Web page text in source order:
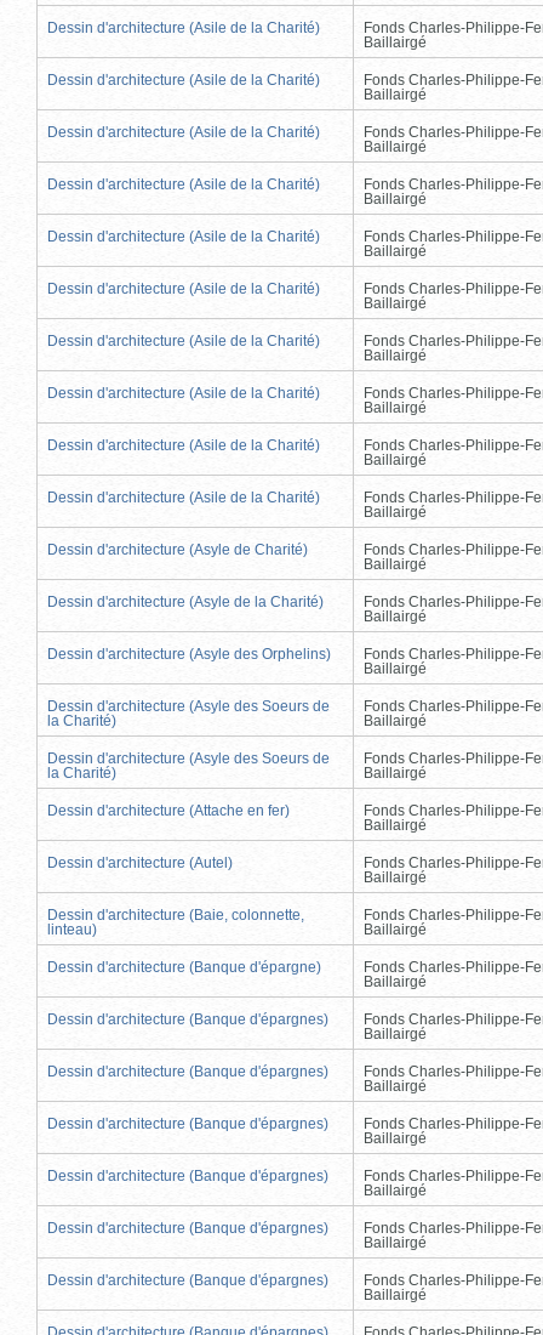
Dessin d'architecture (Asile de la Charité)
Fonds Charles-Philippe-
Baillairgé
Dessin d'architecture (Asile de la Charité)
Fonds Charles-Philippe-
Baillairgé
Dessin d'architecture (Asile de la Charité)
Fonds Charles-Philippe-
Baillairgé
Dessin d'architecture (Asile de la Charité)
Fonds Charles-Philippe-
Baillairgé
Dessin d'architecture (Asile de la Charité)
Fonds Charles-Philippe-
Baillairgé
Dessin d'architecture (Asile de la Charité)
Fonds Charles-Philippe-
Baillairgé
Dessin d'architecture (Asile de la Charité)
Fonds Charles-Philippe-
Baillairgé
Dessin d'architecture (Asile de la Charité)
Fonds Charles-Philippe-
Baillairgé
Dessin d'architecture (Asile de la Charité)
Fonds Charles-Philippe-
Baillairgé
Dessin d'architecture (Asile de la Charité)
Fonds Charles-Philippe-
Baillairgé
Dessin d'architecture (Asyle de Charité)
Fonds Charles-Philippe-
Baillairgé
Dessin d'architecture (Asyle de la Charité)
Fonds Charles-Philippe-
Baillairgé
Dessin d'architecture (Asyle des Orphelins)
Fonds Charles-Philippe-
Baillairgé
Dessin d'architecture (Asyle des Soeurs de
la Charité)
Fonds Charles-Philippe-
Baillairgé
Dessin d'architecture (Asyle des Soeurs de
la Charité)
Fonds Charles-Philippe-
Baillairgé
Dessin d'architecture (Attache en fer)
Fonds Charles-Philippe-
Baillairgé
Dessin d'architecture (Autel)
Fonds Charles-Philippe-
Baillairgé
Dessin d'architecture (Baie, colonnette,
linteau)
Fonds Charles-Philippe-
Baillairgé
Dessin d'architecture (Banque d'épargne)
Fonds Charles-Philippe-
Baillairgé
Dessin d'architecture (Banque d'épargnes)
Fonds Charles-Philippe-
Baillairgé
Dessin d'architecture (Banque d'épargnes)
Fonds Charles-Philippe-
Baillairgé
Dessin d'architecture (Banque d'épargnes)
Fonds Charles-Philippe-
Baillairgé
Dessin d'architecture (Banque d'épargnes)
Fonds Charles-Philippe-
Baillairgé
Dessin d'architecture (Banque d'épargnes)
Fonds Charles-Philippe-
Baillairgé
Dessin d'architecture (Banque d'épargnes)
Fonds Charles-Philippe-
Baillairgé